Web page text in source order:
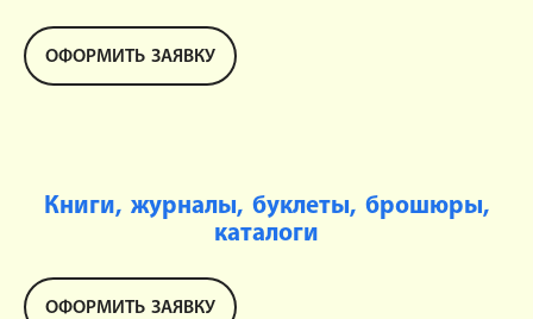
ОФОРМИТЬ ЗАЯВКУ
Книги, журналы, буклеты, брошюры,
каталоги
ОФОРМИТЬ ЗАЯВКУ